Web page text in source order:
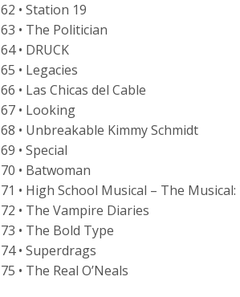
62 • Station 19
63 • The Politician
64 • DRUCK
65 • Legacies
66 • Las Chicas del Cable
67 • Looking
68 • Unbreakable Kimmy Schmidt
69 • Special
70 • Batwoman
71 • High School Musical – The
72 • The Vampire Diaries
73 • The Bold Type
74 • Superdrags
75 • The Real O’Neals